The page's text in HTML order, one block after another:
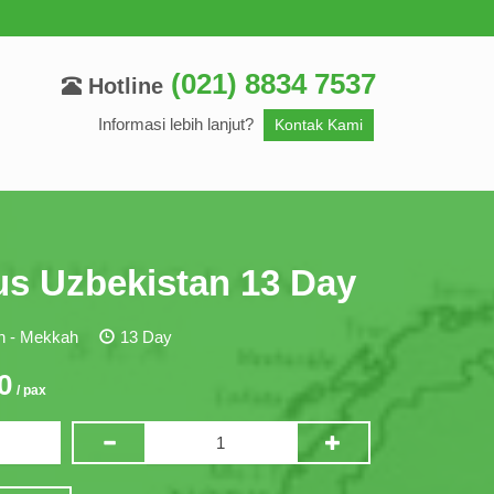
Hotline (021) 8834 7537
Informasi lebih lanjut? Kontak Kami
Uzbekistan 13 Day
- Mekkah 13 Day
/ pax